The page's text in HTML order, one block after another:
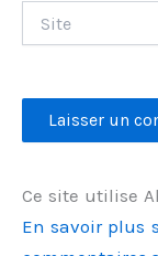
Ce site utilise
En savoir plus